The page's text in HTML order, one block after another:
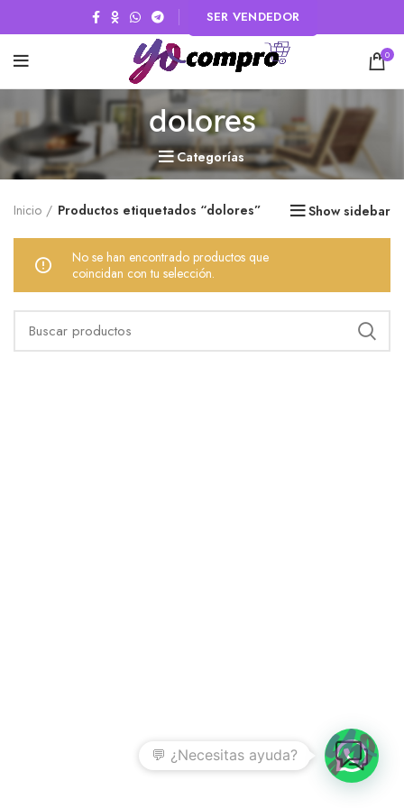
SER VENDEDOR
0
dolores
Categorías
Inicio Productos etiquetados “dolores” Show sidebar
No se han encontrado productos que
coincidan con tu selección.
💬 ¿Necesitas ayuda?